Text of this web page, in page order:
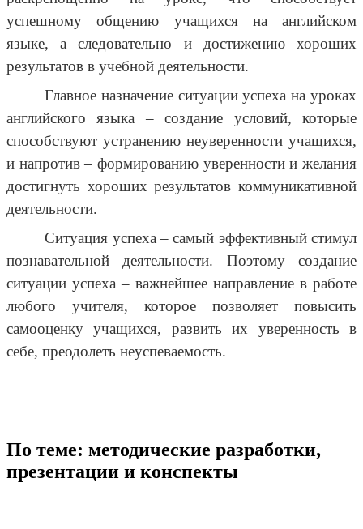
успешному общению учащихся на английском
языке, а следовательно и достижению хороших
результатов в учебной деятельности.
Главное назначение ситуации успеха на уроках
английского языка – создание условий, которые
способствуют устранению неуверенности учащихся,
и напротив – формированию уверенности и желания
достигнуть хороших результатов коммуникативной
деятельности.
Ситуация успеха – самый эффективный стимул
познавательной деятельности. Поэтому создание
ситуации успеха – важнейшее направление в работе
любого учителя, которое позволяет повысить
самооценку учащихся, развить их уверенность в
себе, преодолеть неуспеваемость.
По теме: методические разработки,
презентации и конспекты